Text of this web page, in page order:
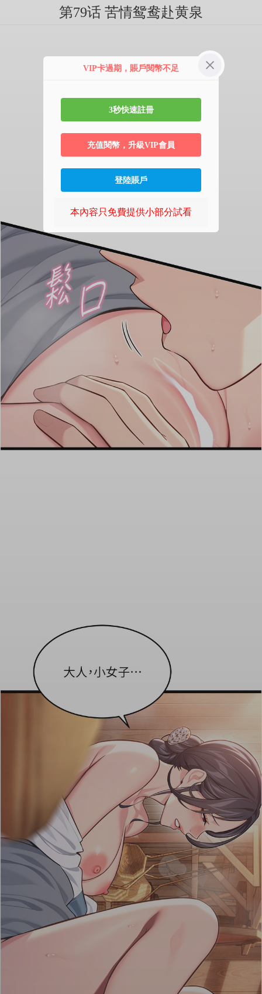
第79话 苦情鸳鸯赴黄泉
VIP卡過期，賬戶閱幣不足
3秒快速註冊
充值閱幣，升級VIP會員
登陸賬戶
本內容只免費提供小部分試看